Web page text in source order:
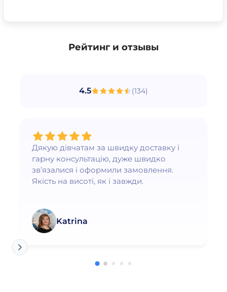
Рейтинг и отзывы
4.5 (134)
Дякую дівчатам за швидку доставку і
гарну консультацію, дуже швидко
зв’язалися і оформили замовлення.
Якість на висоті, як і завжди.
Katrina